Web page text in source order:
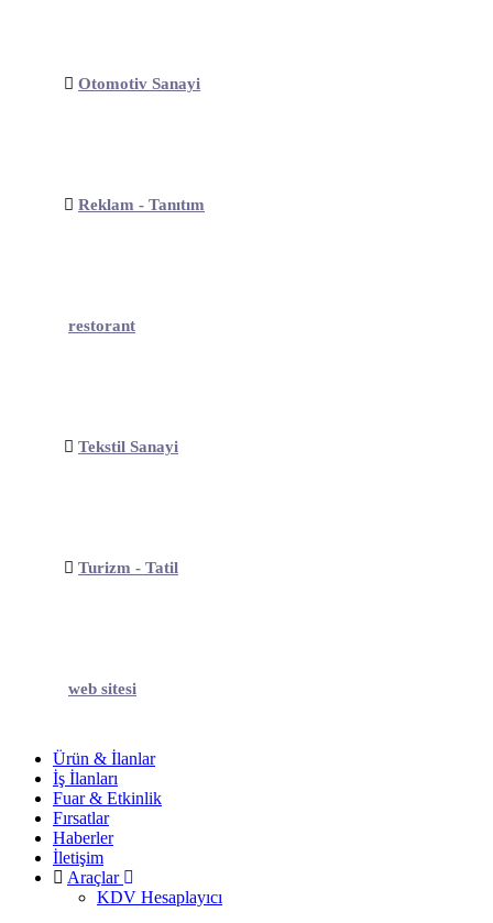
Otomotiv Sanayi
Reklam - Tanıtım
restorant
Tekstil Sanayi
Turizm - Tatil
web sitesi
Ürün & İlanlar
İş İlanları
Fuar & Etkinlik
Fırsatlar
Haberler
İletişim
Araçlar
KDV Hesaplayıcı